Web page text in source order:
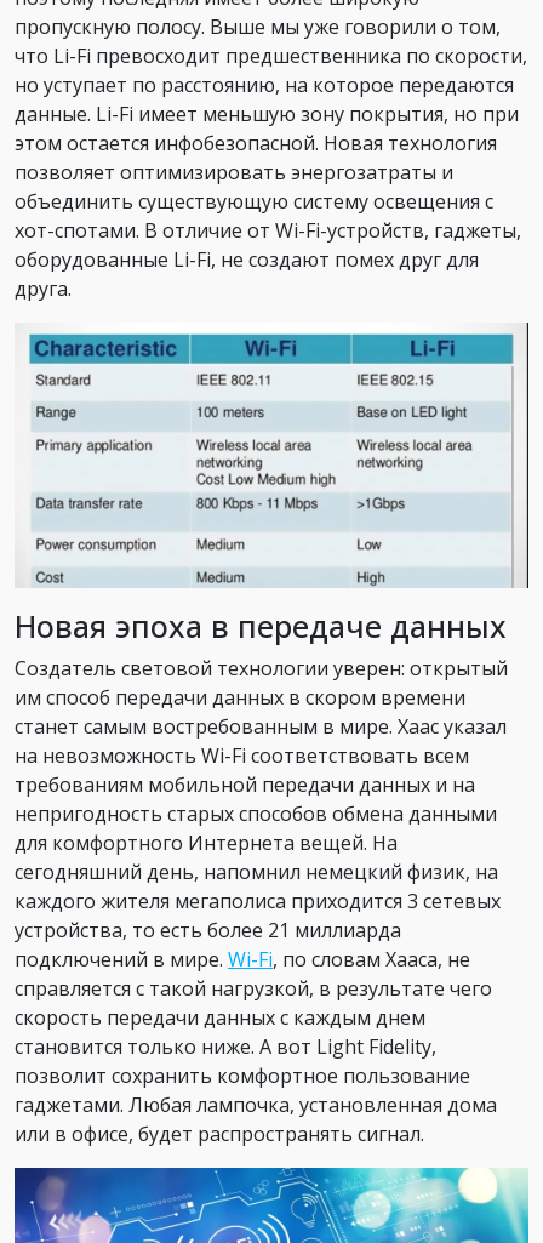
пропускную полосу. Выше мы уже говорили о том,
что Li-Fi превосходит предшественника по скорости,
но уступает по расстоянию, на которое передаются
данные. Li-Fi имеет меньшую зону покрытия, но при
этом остается инфобезопасной. Новая технология
позволяет оптимизировать энергозатраты и
объединить существующую систему освещения с
хот-спотами. В отличие от Wi-Fi-устройств, гаджеты,
оборудованные Li-Fi, не создают помех друг для
друга.
Новая эпоха в передаче данных
Создатель световой технологии уверен: открытый
им способ передачи данных в скором времени
станет самым востребованным в мире. Хаас указал
на невозможность Wi-Fi соответствовать всем
требованиям мобильной передачи данных и на
непригодность старых способов обмена данными
для комфортного Интернета вещей. На
сегодняшний день, напомнил немецкий физик, на
каждого жителя мегаполиса приходится 3 сетевых
устройства, то есть более 21 миллиарда
подключений в мире. Wi-Fi, по словам Хааса, не
справляется с такой нагрузкой, в результате чего
скорость передачи данных с каждым днем
становится только ниже. А вот Light Fidelity,
позволит сохранить комфортное пользование
гаджетами. Любая лампочка, установленная дома
или в офисе, будет распространять сигнал.